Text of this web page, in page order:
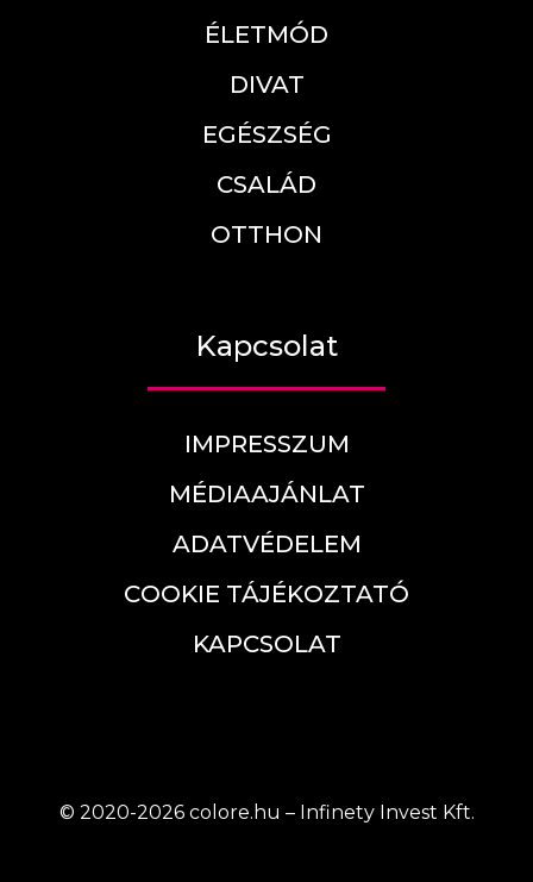
ÉLETMÓD
DIVAT
EGÉSZSÉG
CSALÁD
OTTHON
Kapcsolat
IMPRESSZUM
MÉDIAAJÁNLAT
ADATVÉDELEM
COOKIE TÁJÉKOZTATÓ
KAPCSOLAT
© 2020-2026 colore.hu – Infinety Invest Kft.